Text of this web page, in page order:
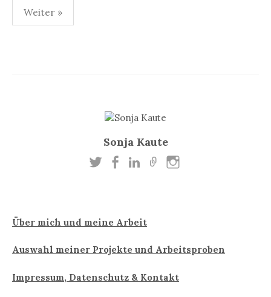
a
v
i
Weiter »
Sonja Kaute
Über mich und meine Arbeit
Auswahl meiner Projekte und Arbeitsproben
Impressum, Datenschutz & Kontakt